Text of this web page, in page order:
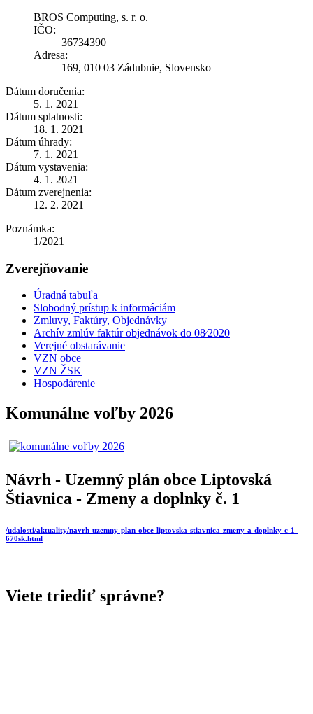
BROS Computing, s. r. o.
IČO:
36734390
Adresa:
169, 010 03 Zádubnie, Slovensko
Dátum doručenia:
5. 1. 2021
Dátum splatnosti:
18. 1. 2021
Dátum úhrady:
7. 1. 2021
Dátum vystavenia:
4. 1. 2021
Dátum zverejnenia:
12. 2. 2021
Poznámka:
1/2021
Zverejňovanie
Úradná tabuľa
Slobodný prístup k informáciám
Zmluvy, Faktúry, Objednávky
Archív zmlúv faktúr objednávok do 08⁄2020
Verejné obstarávanie
VZN obce
VZN ŽSK
Hospodárenie
Komunálne voľby 2026
Návrh - Uzemný plán obce Liptovská
Štiavnica - Zmeny a doplnky č. 1
/udalosti/aktuality/navrh-uzemny-plan-obce-liptovska-stiavnica-zmeny-a-doplnky-c-1-
670sk.html
Viete triediť správne?